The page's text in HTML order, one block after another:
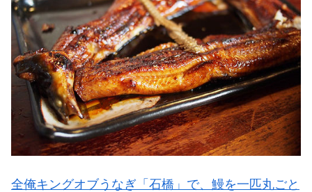
全俺キングオブうなぎ「石橋」で、鰻を一匹丸ごと